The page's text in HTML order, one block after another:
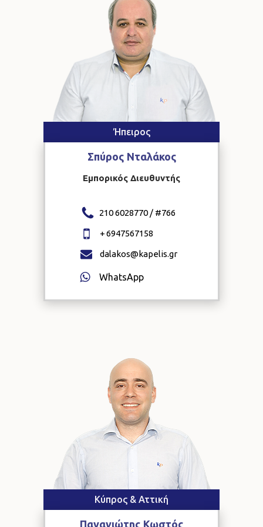
Ήπειρος
Σπύρος Νταλάκος
Εμπορικός Διευθυντής
210 6028770 / #766
+6947567158
dalakos@kapelis.gr
WhatsApp
Κύπρος & Αττική
Παναγιώτης Κωστός